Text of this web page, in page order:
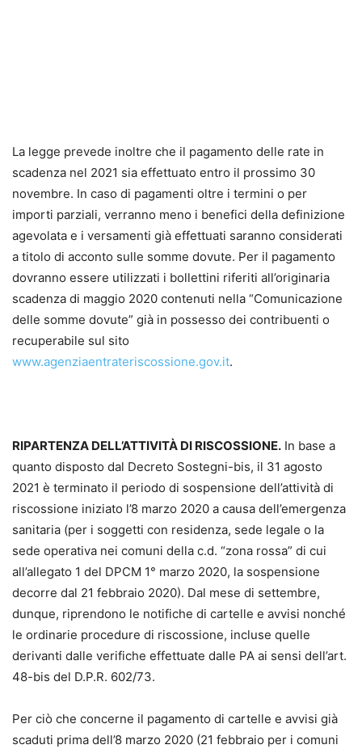
La legge prevede inoltre che il pagamento delle rate in
scadenza nel 2021 sia effettuato entro il prossimo 30
novembre. In caso di pagamenti oltre i termini o per
importi parziali, verranno meno i benefici della definizione
agevolata e i versamenti già effettuati saranno considerati
a titolo di acconto sulle somme dovute. Per il pagamento
dovranno essere utilizzati i bollettini riferiti all’originaria
scadenza di maggio 2020 contenuti nella “Comunicazione
delle somme dovute” già in possesso dei contribuenti o
recuperabile sul sito
www.agenziaentrateriscossione.gov.it.
RIPARTENZA DELL’ATTIVITÀ DI RISCOSSIONE. In base a
quanto disposto dal Decreto Sostegni-bis, il 31 agosto
2021 è terminato il periodo di sospensione dell’attività di
riscossione iniziato l’8 marzo 2020 a causa dell’emergenza
sanitaria (per i soggetti con residenza, sede legale o la
sede operativa nei comuni della c.d. “zona rossa” di cui
all’allegato 1 del DPCM 1° marzo 2020, la sospensione
decorre dal 21 febbraio 2020). Dal mese di settembre,
dunque, riprendono le notifiche di cartelle e avvisi nonché
le ordinarie procedure di riscossione, incluse quelle
derivanti dalle verifiche effettuate dalle PA ai sensi dell’art.
48-bis del D.P.R. 602/73.
Per ciò che concerne il pagamento di cartelle e avvisi già
scaduti prima dell’8 marzo 2020 (21 febbraio per i comuni